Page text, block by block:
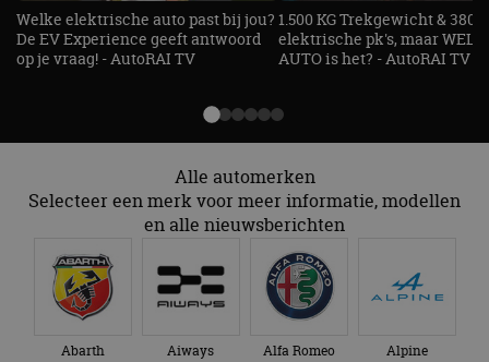
Welke elektrische auto past bij jou?
De EV Experience geeft antwoord
op je vraag! - AutoRAI TV
1.500 KG Trekgewicht & 380
elektrische pk's, maar
AUTO is het? - AutoRAI TV
Alle automerken
Selecteer een merk voor meer informatie, modellen
en alle nieuwsberichten
Abarth Aiways Alfa Romeo Alpine